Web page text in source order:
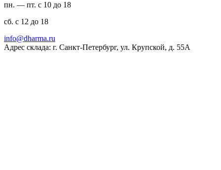
пн. — пт. с 10 до 18
сб. с 12 до 18
ur.amrahd@ofni
Адрес склада: г. Санкт-Петербург, ул. Крупской, д. 55А